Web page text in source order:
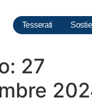
Tesserati
27